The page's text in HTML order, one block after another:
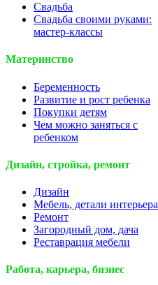
Свадьба
Свадьба своими руками:
мастер-классы
Материнство
Беременность
Развитие и рост ребенка
Покупки детям
Чем можно заняться с
ребенком
Дизайн, стройка, ремонт
Дизайн
Мебель, детали интерьера
Ремонт
Загородный дом, дача
Реставрация мебели
Работа, карьера, бизнес